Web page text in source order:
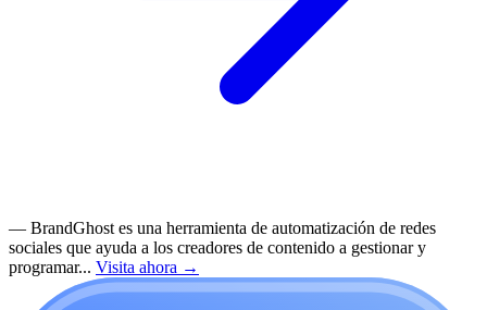
— BrandGhost es una herramienta de automatización de redes
sociales que ayuda a los creadores de contenido a gestionar y
programar... Visita ahora →